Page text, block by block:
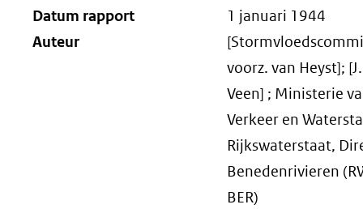
Datum rapport
1 januari 1944
Auteur
voorz. van Heyst];
Veen] ; Ministerie
Verkeer en
Rijkswaterstaat,
Benedenrivieren
BER)